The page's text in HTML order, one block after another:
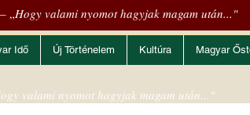
– „Hogy valami nyomot hagyjak magam után..."
Idő Új Történelem Kultúra Magyar
valami nyomot hagyjak magam után..."